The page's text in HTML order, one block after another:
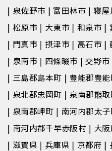
泉佐野市
富田林市 寝
松原市
大東市 和泉市
門真市
摂津市 高石市
泉南市
四條畷市 交野市
三島郡島本町
豊能郡豊
泉北郡忠岡町
泉南郡熊
泉南郡岬町
南河内郡太
南河内郡千早赤阪村
大
滋賀県
兵庫県 京都府